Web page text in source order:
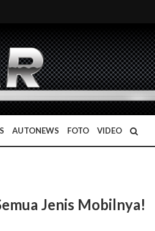
AUTONEWS FOTO VIDEO
Jenis Mobilnya!